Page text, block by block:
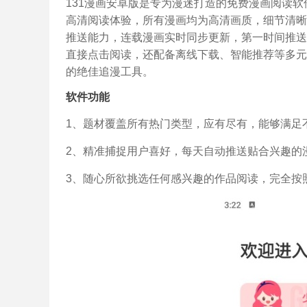
131漫画安卓版是专为漫迷打造的免费漫画阅读
高清阅读体验，所有漫画均为高清画质，细节清
推送能力，连载漫画实时同步更新，第一时间推
直接点击阅读，还配备离线下载、智能推荐等多
的绝佳追漫工具。
软件功能
1、题材覆盖所有热门类型，应有尽有，能够满
2、精准捕捉用户喜好，每天自动推送贴合兴趣
3、随心所欲挑选任何感兴趣的作品阅读，完全